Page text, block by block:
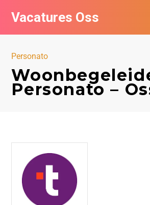
Vacatures Oss
Personato
Personato –